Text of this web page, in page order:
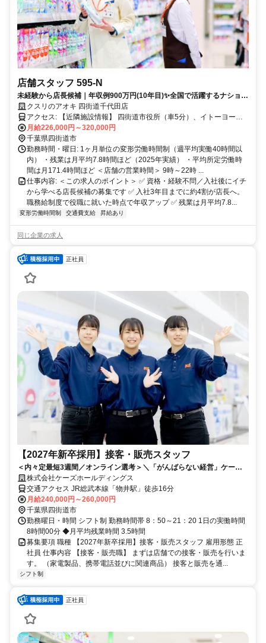
店舗スタッフ 595-N
未経験から店長候補｜年収例900万円(10年目)✨全国で活躍するナショナ
ル社員✅社宅あり
クスリのアオキ 四街道千代田店
アクセス: 【近隣施設情報】 四街道市役所（車5分）、イトーヨーカ
ドー四街道店（車5分）、四街道駅（車5分） 【近隣学校情報】 愛国
学園大学（車5分）
月給226,000円～320,000円
千葉県四街道市
勤務時間・曜日: 1ヶ月単位の変形労働時間制（週平均実働40時間以
内） ・残業は月平均7.8時間ほど（2025年実績） ・平均所定労働時
間は月171.4時間ほど ＜店舗の営業時間＞ 9時～22時 ...
仕事内容: ＜この求人のポイント＞ ✅ 資格・経験不問／入社後にイチ
から学べる店長候補の募集です ✅ 入社3年目までに約4割が店長へ。
職務給制度で役職に就いた時点で年収アップ ✅ 残業は月平均7.8...
変形労働時間制 交通費支給 昇給あり
同じ企業の求人
正社員
【2027年新卒採用】接客・販売スタッフ
＜内々定最短3週間／オンライン選考＞＼「がんばらない経営」ケーズ
ホールディングスで新卒採用強化中／
株式会社ケーズホールディングス
交通アクセス JR総武本線「物井駅」徒歩16分
月給240,000円～260,000円
千葉県四街道市
勤務曜日・時間 シフト制 勤務時間帯 8：50～21：20 1日の実働時間
8時間00分 ◆月平均残業時間 3.5時間
募集要項 職種 【2027年新卒採用】接客・販売スタッフ 雇用形態 正
社員 仕事内容 【接客・販売職】 まずは店舗での接客・販売を行いま
す。 （家電製品、携帯電話並びに関連商品） 接客と販売を通...
シフト制
正社員